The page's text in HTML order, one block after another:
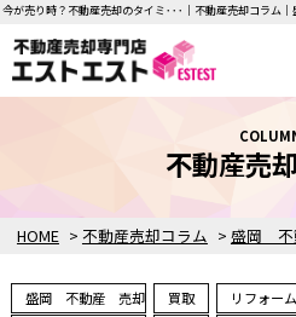
HOME > 不動産売却コラム > 盛岡
不動産売
盛岡 不動産 売却 買取 リフォーム